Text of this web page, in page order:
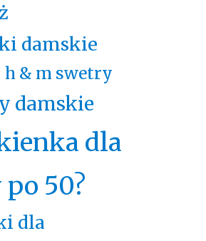
damskie
h & m swetry
damskie
dla
50?
dla